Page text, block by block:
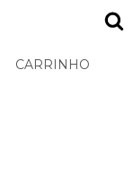
CARRINHO